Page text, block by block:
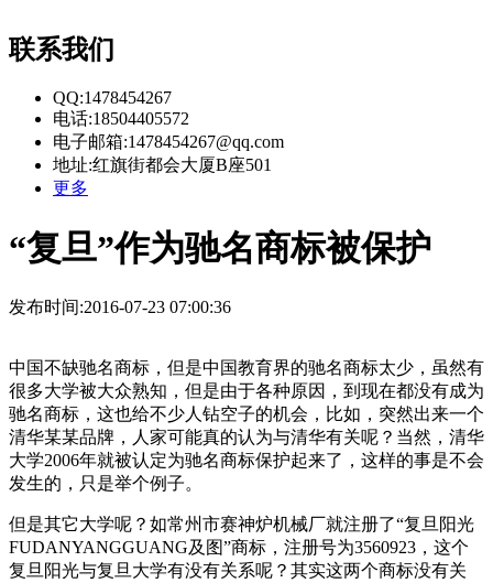
联系我们
QQ:1478454267
电话:18504405572
电子邮箱:1478454267@qq.com
地址:红旗街都会大厦B座501
更多
“复旦”作为驰名商标被保护
发布时间:2016-07-23 07:00:36
中国不缺驰名商标，但是中国教育界的驰名商标太少，虽然有
很多大学被大众熟知，但是由于各种原因，到现在都没有成为
驰名商标，这也给不少人钻空子的机会，比如，突然出来一个
清华某某品牌，人家可能真的认为与清华有关呢？当然，清华
大学2006年就被认定为驰名商标保护起来了，这样的事是不会
发生的，只是举个例子。
但是其它大学呢？如常州市赛神炉机械厂就注册了“复旦阳光
FUDANYANGGUANG及图”商标，注册号为3560923，这个
复旦阳光与复旦大学有没有关系呢？其实这两个商标没有关